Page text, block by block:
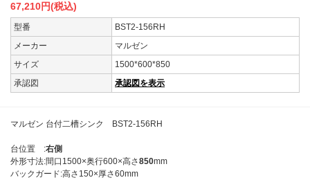
67,210円(税込)
型番
BST2-156RH
メーカー
マルゼン
サイズ
1500*600*850
承認図
承認図を表示
マルゼン 台付二槽シンク BST2-156RH
台位置 :右側
外形寸法:間口1500×奥行600×高さ850mm
バックガード:高さ150×厚さ60mm